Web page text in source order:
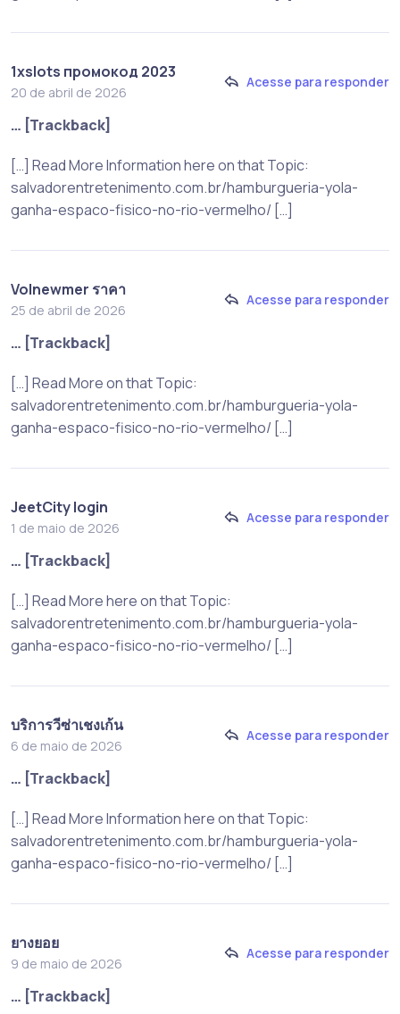
1xslots промокод 2023
20 de abril de 2026
Acesse para responder
… [Trackback]
[…] Read More Information here on that Topic:
salvadorentretenimento.com.br/hamburgueria-yola-
ganha-espaco-fisico-no-rio-vermelho/ […]
Volnewmer ราคา
25 de abril de 2026
Acesse para responder
… [Trackback]
[…] Read More on that Topic:
salvadorentretenimento.com.br/hamburgueria-yola-
ganha-espaco-fisico-no-rio-vermelho/ […]
JeetCity login
1 de maio de 2026
Acesse para responder
… [Trackback]
[…] Read More here on that Topic:
salvadorentretenimento.com.br/hamburgueria-yola-
ganha-espaco-fisico-no-rio-vermelho/ […]
บริการวีซ่าเชงเก้น
6 de maio de 2026
Acesse para responder
… [Trackback]
[…] Read More Information here on that Topic:
salvadorentretenimento.com.br/hamburgueria-yola-
ganha-espaco-fisico-no-rio-vermelho/ […]
ยางยอย
9 de maio de 2026
Acesse para responder
… [Trackback]